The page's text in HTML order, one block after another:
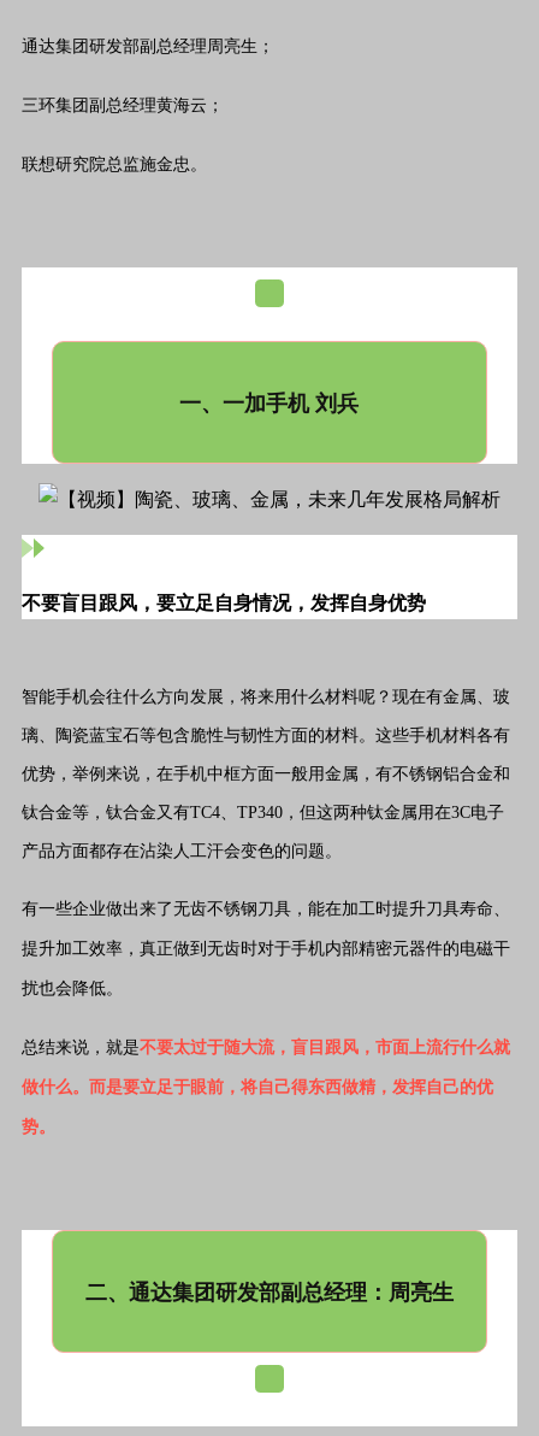
通达集团研发部副总经理周亮生；
三环集团副总经理黄海云；
联想研究院总监施金忠。
一、一加手机 刘兵
不要盲目跟风，要立足自身情况，发挥自身优势
智能手机会往什么方向发展，将来用什么材料呢？现在有金属、玻
璃、陶瓷蓝宝石等包含脆性与韧性方面的材料。这些手机材料各有
优势，举例来说，在手机中框方面一般用金属，有不锈钢铝合金和
钛合金等，钛合金又有TC4、TP340，但这两种钛金属用在3C电子
产品方面都存在沾染人工汗会变色的问题。
有一些企业做出来了无齿不锈钢刀具，能在加工时提升刀具寿命、
提升加工效率，真正做到无齿时对于手机内部精密元器件的电磁干
扰也会降低。
总结来说，就是不要太过于随大流，盲目跟风，市面上流行什么就
做什么。而是要立足于眼前，将自己得东西做精，发挥自己的优
势。
二、通达集团研发部副总经理：周亮生